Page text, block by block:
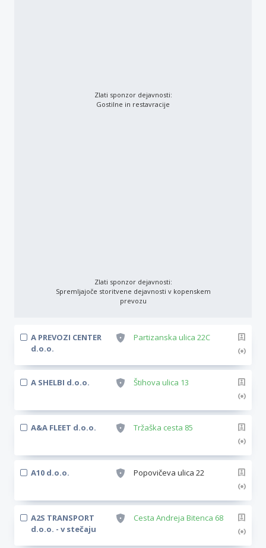
Zlati sponzor dejavnosti:
Gostilne in restavracije
Zlati sponzor dejavnosti:
Spremljajoče storitvene dejavnosti v kopenskem
prevozu
A PREVOZI CENTER
d.o.o.
Partizanska ulica 22C
A SHELBI d.o.o. Štihova ulica 13
A&A FLEET d.o.o. Tržaška cesta 85
A10 d.o.o. Popovičeva ulica 22
A2S TRANSPORT
d.o.o. - v stečaju
Cesta Andreja Bitenca 68